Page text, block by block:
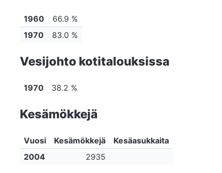
1960
66.9 %
1970
83.0 %
Vesijohto kotitalouksissa
1970 38.2 %
Kesämökkejä
Vuosi Kesämökkejä
Kesäasukkaita
2004
2935